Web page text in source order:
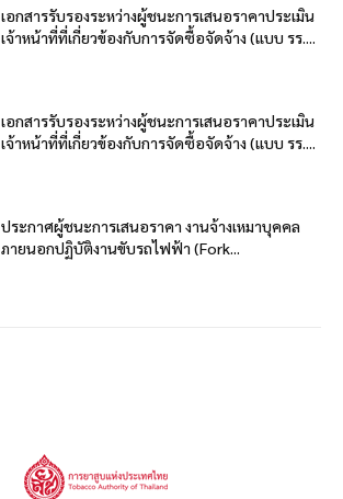
เอกสารรับรองระหว่างผู้ชนะการเสนอราคาประเมิน
เจ้าหน้าที่ที่เกี่ยวข้องกับการจัดซื้อจัดจ้าง (แบบ รร....
เอกสารรับรองระหว่างผู้ชนะการเสนอราคาประเมิน
เจ้าหน้าที่ที่เกี่ยวข้องกับการจัดซื้อจัดจ้าง (แบบ รร....
ประกาศผู้ชนะการเสนอราคา งานจ้างเหมาบุคคล
ภายนอกปฏิบัติงานขับรถไฟฟ้า (Fork...